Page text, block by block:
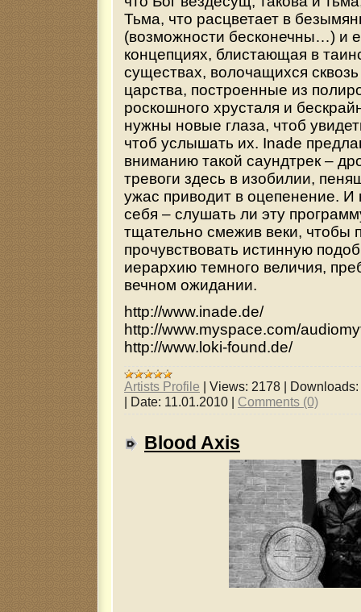
Тьма, что расцветает в
(возможности бесконечны…) и
концепциях, блистающая в
существах, волочащихся
царства, построенные из
роскошного хрусталя и
нужны новые глаза, чтоб
чтоб услышать их. Inade
вниманию такой саундтрек –
тревоги здесь в изобилии,
ужас приводит в оцепенение.
себя – слушать ли эту
тщательно смежив веки, чтобы
прочувствовать истинную
иерархию темного величия,
вечном ожидании.
http://www.inade.de/
http://www.myspace.com/
http://www.loki-found.de/
Artists Profile | Views: 2178 | Downloads:
| Date: 11.01.2010 | Comments (0)
Blood Axis